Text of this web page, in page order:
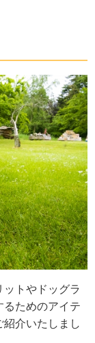
トやドッグラ
るためのアイテ
紹介いたしまし